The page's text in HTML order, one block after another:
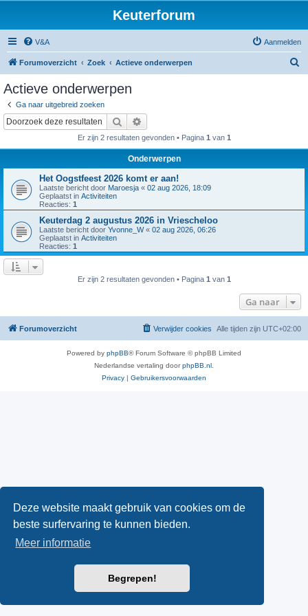
Deze website maakt gebruik van cookies om de
beste surfervaring te kunnen bieden.
Meer informatie
Begrepen!
Keuterforum
V&A Aanmelden
Forumoverzicht Zoek Actieve onderwerpen
Actieve onderwerpen
Ga naar uitgebreid zoeken
Zoek
Er zijn 2 resultaten gevonden • Pagina 1 van 1
Onderwerpen
Het Oogstfeest 2026 komt er aan!
Laatste bericht door Maroesja « 02 aug 2026, 18:09
Geplaatst in Activiteiten
Reacties: 1
Keuterdag 2 augustus 2026 in Vriescheloo
Laatste bericht door Yvonne_W« 02 aug 2026, 06:26
Geplaatst in Activiteiten
Reacties: 1
Er zijn 2 resultaten gevonden • Pagina 1 van 1
Ga naar
Forumoverzicht Alle tijden zijn UTC+02:00
Verwijder cookies
Powered by phpBB® Forum Software © phpBB Limited
Nederlandse vertaling doorphpBB.nl
Privacy | Gebruikersvoorwaarden